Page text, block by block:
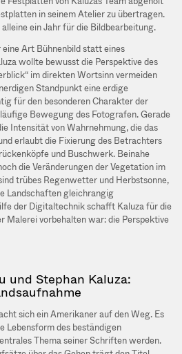
in seinem Atelier zu übertragen.
ein Jahr für die Bildbearbeitung.
Art Bühnenbild statt eines
wollte bewusst die Perspektive des
im direkten Wortsinn vermeiden
Standpunkt eine erdige
für den besonderen Charakter der
Bewegung des Fotografen. Gerade
Intensität von Wahrnehmung, die das
erlaubt die Fixierung des Betrachters
und Buschwerk. Beinahe
die Veränderungen der Vegetation im
trübes Regenwetter und Herbstsonne,
Landschaften gleichrangig
der Digitaltechnik schafft Kaluza für die
Malerei vorbehalten war: die Perspektive
und Stephan Kaluza:
sich ein Amerikaner auf den Weg. Es
Lebensform des beständigen
Thema seiner Schriften werden.